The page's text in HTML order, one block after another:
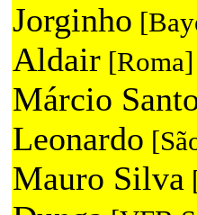
Jorginho
Aldair [Roma]
Márcio
Leonardo
Mauro Silva